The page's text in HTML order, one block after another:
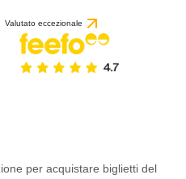
Valutato eccezionale
per acquistare biglietti del